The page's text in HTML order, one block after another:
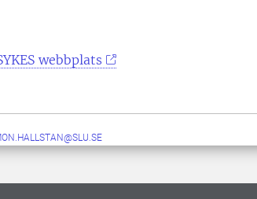
webbplats